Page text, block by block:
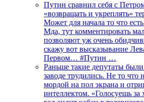
Путин сравнил себя с
«возвращать и укреплять»
Может для начала то что
Мда, тут комментировать
позволяют уж очень
скажу вот высказывание
Первом… #Путин …
Раньше такие депутаты
заводе трудились. Не то
мордой на пол экрана и
интеллектом. «Голосуешь за